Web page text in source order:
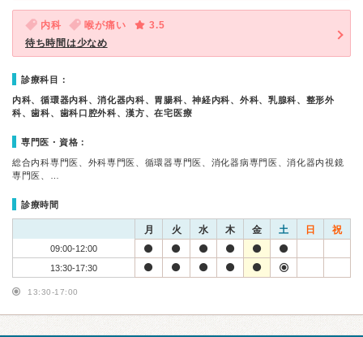
内科 喉が痛い
3.5
待ち時間は少なめ
診療科目：
内科、循環器内科、消化器内科、胃腸科、神経内科、外科、乳腺科、整形外
科、歯科、歯科口腔外科、漢方、在宅医療
専門医・資格：
総合内科専門医、外科専門医、循環器専門医、消化器病専門医、消化器内視鏡
専門医、…
診療時間
月 火 水 木 金 土 日 祝
09:00-12:00
13:30-17:30
13:30-17:00